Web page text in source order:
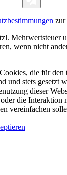
zur
Mehrwertsteuer
wenn nicht
die für den
und stets gesetzt
dieser
die Interaktion
vereinfachen